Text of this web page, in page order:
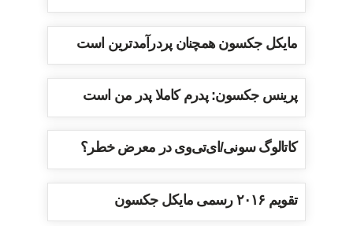
مایکل جکسون همچنان پردرآمدترین است
پرینس جکسون: پدرم کاملا پدر من است
کاتالوگ سونی/ای‌تی‌وی در معرض خطر؟
تقویم ۲۰۱۶ رسمی مایکل جکسون